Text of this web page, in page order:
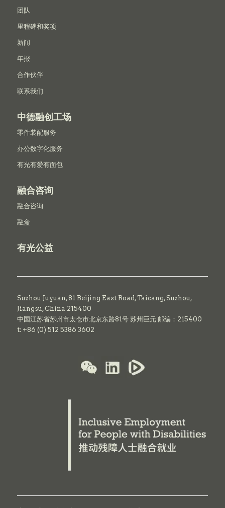
团队
里程碑和奖项
新闻
年报
合作伙伴
联系我们
中德融创工场
零件装配服务
办公数字化服务
有光有爱有面包
融合咨询
融合咨询
融盒
有光公益
Suzhou Juyuan, 81 Beijing East Road,Taicang,Suzhou,
Jiangsu, China 215400
中国江苏省苏州市太仓市北京东路81号 苏州巨元 邮编：215400
t: +86 (0) 512 5386 3602